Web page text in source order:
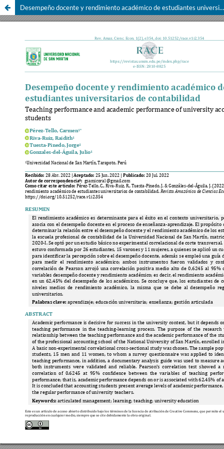
Desempeño docente y rendimiento académico de estudiantes universitarios de contabilidad